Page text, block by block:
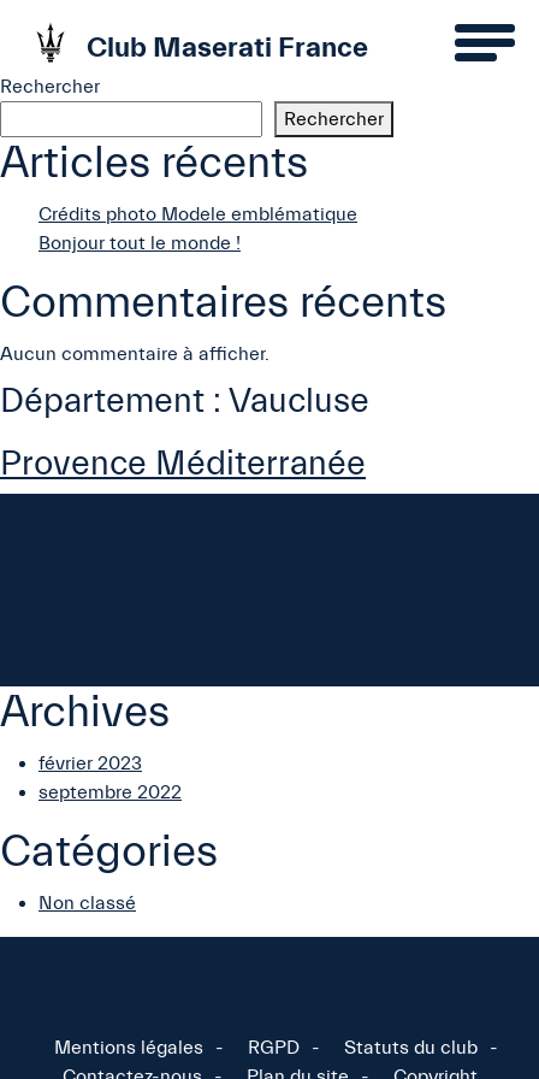
Club Maserati France
Rechercher
Rechercher
Articles récents
Crédits photo Modele emblématique
Bonjour tout le monde !
Commentaires récents
Aucun commentaire à afficher.
Département : Vaucluse
Provence Méditerranée
Archives
février 2023
septembre 2022
Catégories
Non classé
Mentions légales RGPD
Statuts du club